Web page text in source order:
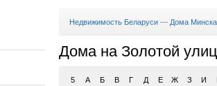
Недвижимость Беларуси — Дома Минска
Дома на Золотой
5 А Б В Г Д Е Ж З И